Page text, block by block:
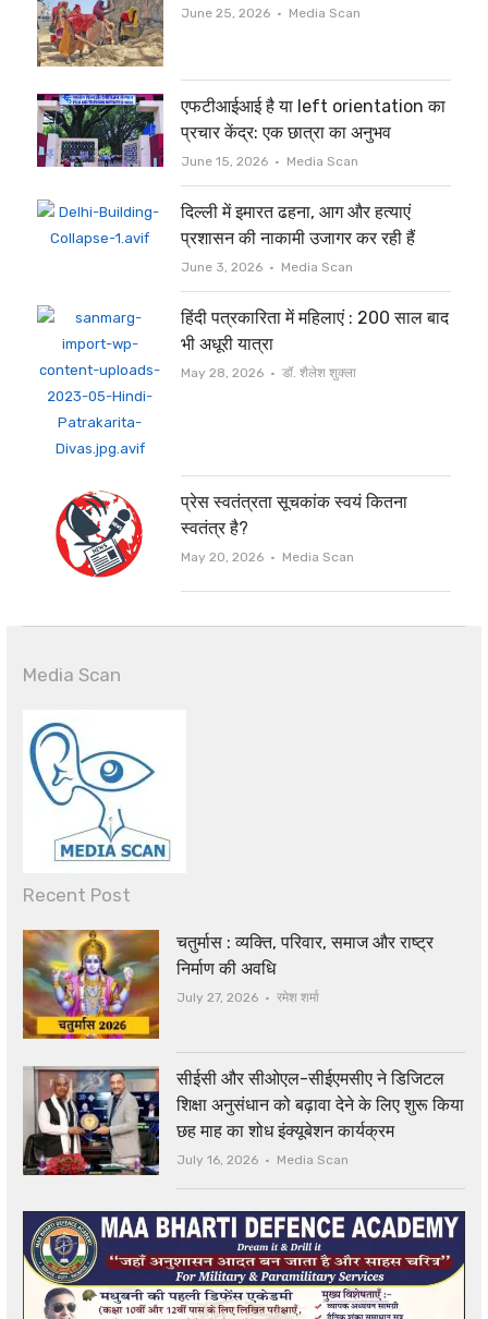
June 25, 2026 Author
Media Scan
एफटीआईआई है या left orientation का
प्रचार केंद्र: एक छात्रा का अनुभव
June 15, 2026 Author
Media Scan
दिल्ली में इमारत ढहना, आग और हत्याएं
प्रशासन की नाकामी उजागर कर रही हैं
June 3, 2026 Author
Media Scan
हिंदी पत्रकारिता में महिलाएं : 200 साल बाद
भी अधूरी यात्रा
May 28, 2026 Author
डॉ. शैलेश शुक्ला
प्रेस स्वतंत्रता सूचकांक स्वयं कितना
स्वतंत्र है?
May 20, 2026 Author
Media Scan
Media Scan
Recent Post
चतुर्मास : व्यक्ति, परिवार, समाज और राष्ट्र
निर्माण की अवधि
July 27, 2026 Author
रमेश शर्मा
सीईसी और सीओएल-सीईएमसीए ने डिजिटल
शिक्षा अनुसंधान को बढ़ावा देने के लिए शुरू किया
छह माह का शोध इंक्यूबेशन कार्यक्रम
July 16, 2026 Author
Media Scan